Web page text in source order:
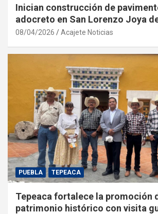
Inician construcción de
adocreto en San Lorenzo Joya
08/04/2026 Acajete Noticias
PUEBLA TEPEACA
Tepeaca fortalece la promoción
patrimonio histórico con visita